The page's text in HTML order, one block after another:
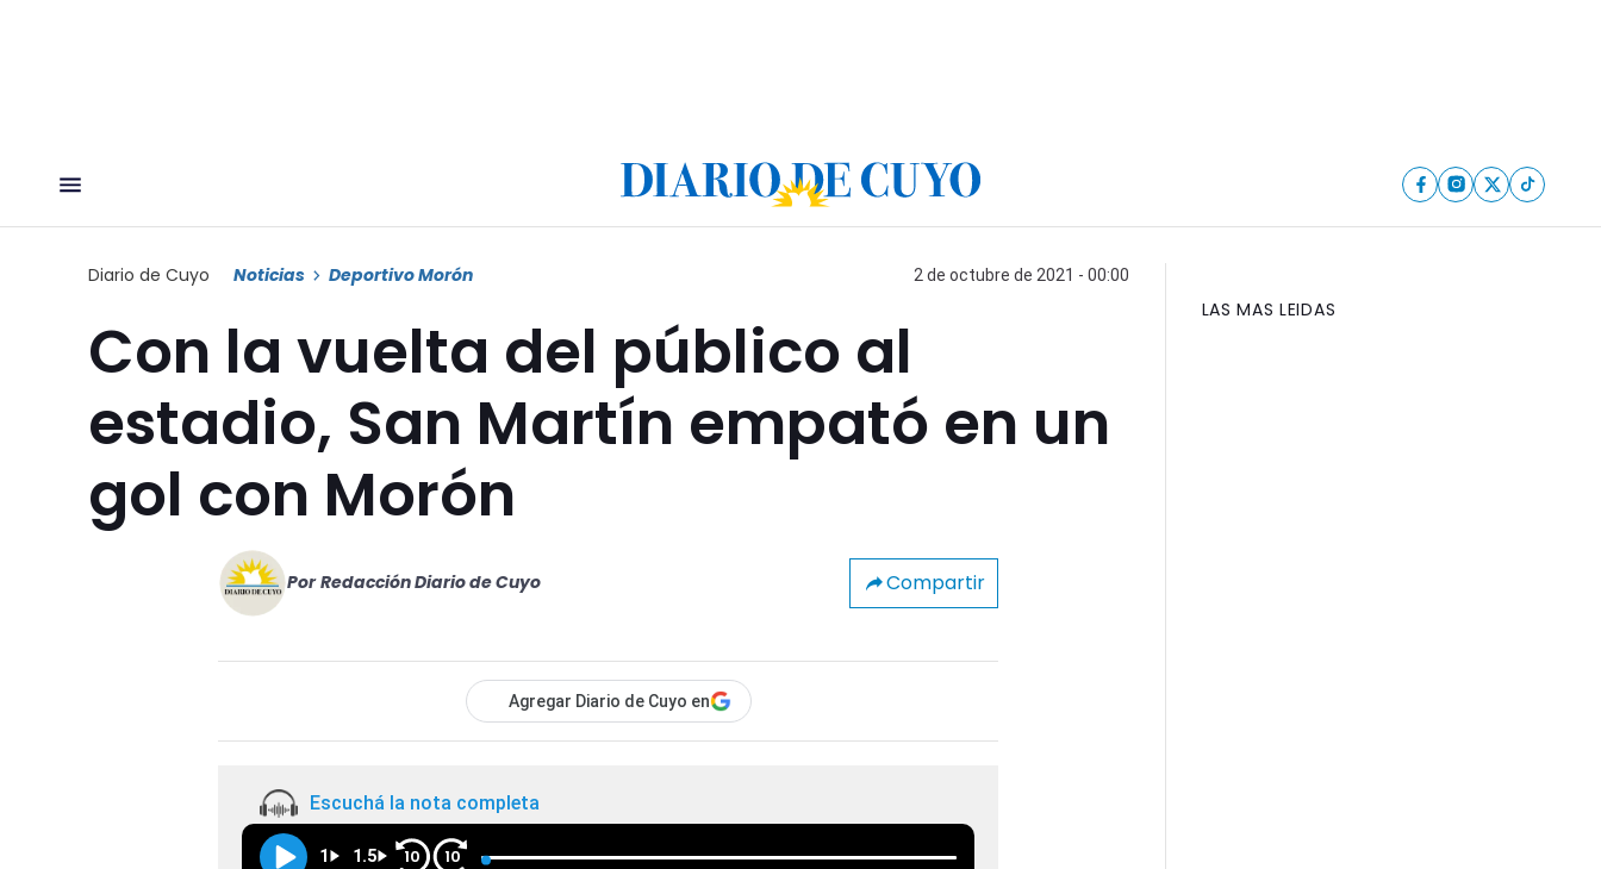
Diario de Cuyo Noticias Deportivo Morón 2 de octubre de 2021 - 00:00
Con la vuelta del público al
estadio, San Martín empató en un
gol con Morón
Por Redacción Diario de Cuyo Compartir
Agregar Diario de Cuyo en
Escuchá la nota completa
1 1.5 10 10
LAS MAS LEIDAS